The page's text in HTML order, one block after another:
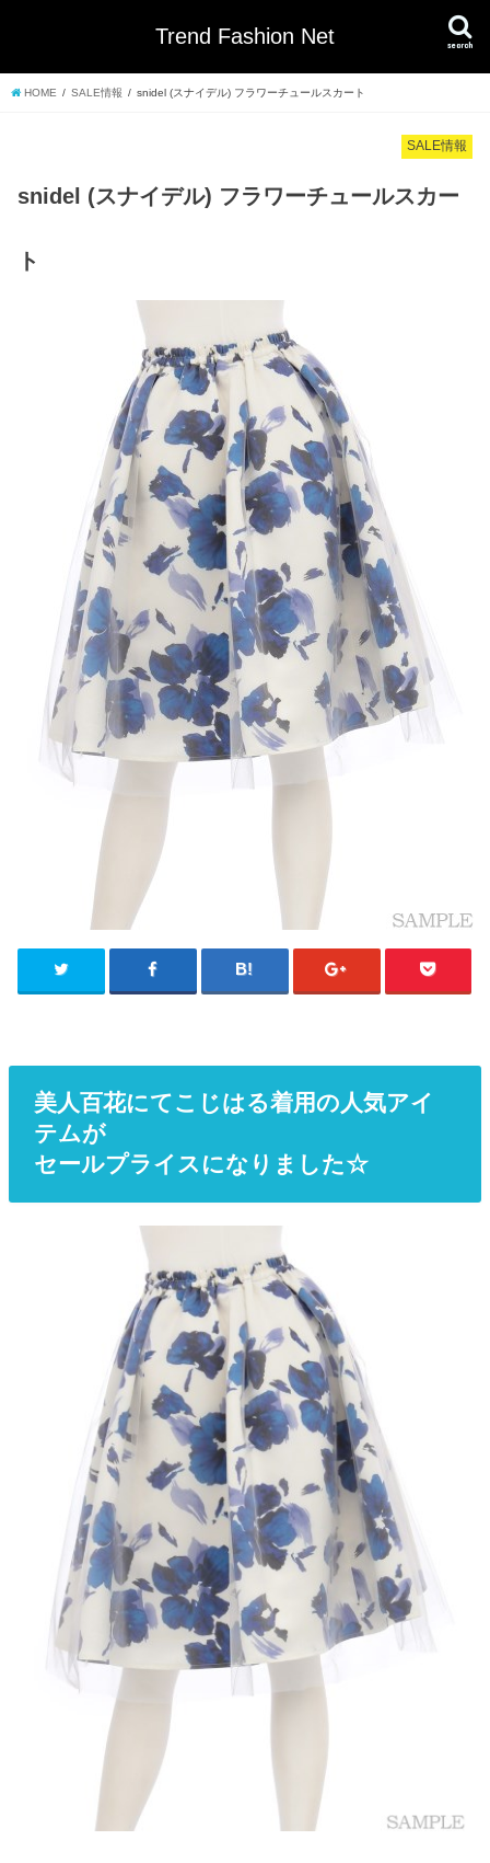
Trend Fashion Net search
HOME SALE情報 snidel (スナイデル) フラワーチュールスカート
SALE情報
snidel (スナイデル) フラワーチュールスカー
ト
美人百花にてこじはる着用の人気アイ
テムが
セールプライスになりました☆